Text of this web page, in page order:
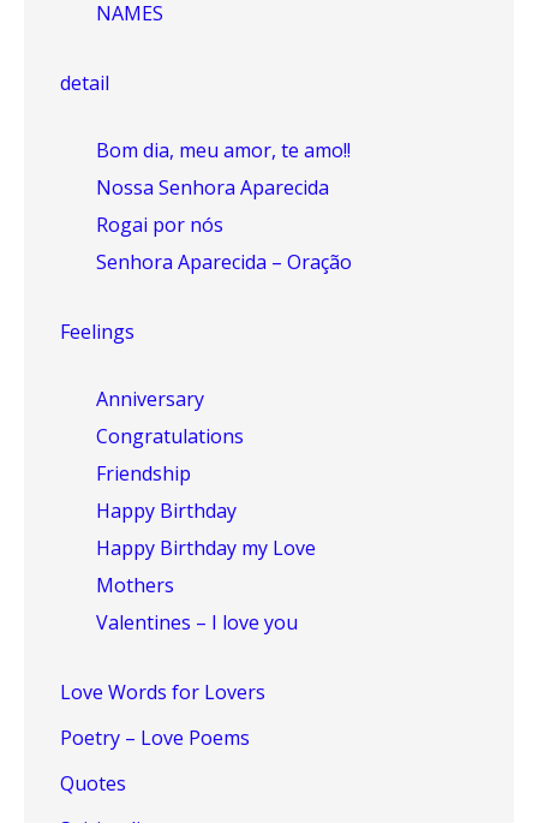
NAMES
detail
Bom dia, meu amor, te amo!!
Nossa Senhora Aparecida
Rogai por nós
Senhora Aparecida – Oração
Feelings
Anniversary
Congratulations
Friendship
Happy Birthday
Happy Birthday my Love
Mothers
Valentines – I love you
Love Words for Lovers
Poetry – Love Poems
Quotes